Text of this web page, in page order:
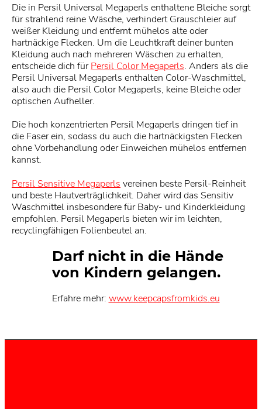
Die in Persil Universal Megaperls enthaltene Bleiche sorgt
für strahlend reine Wäsche, verhindert Grauschleier auf
weißer Kleidung und entfernt mühelos alte oder
hartnäckige Flecken. Um die Leuchtkraft deiner bunten
Kleidung auch nach mehreren Wäschen zu erhalten,
entscheide dich fürPersil Color Megaperls. Anders als die
Persil Universal Megaperls enthalten Color-Waschmittel,
also auch die Persil Color Megaperls, keine Bleiche oder
optischen Aufheller.
Die hoch konzentrierten Persil Megaperls dringen tief in
die Faser ein, sodass du auch die hartnäckigsten Flecken
ohne Vorbehandlung oder Einweichen mühelos entfernen
kannst.
Persil Sensitive Megaperls vereinen beste Persil-Reinheit
und beste Hautverträglichkeit. Daher wird das Sensitiv
Waschmittel insbesondere für Baby- und Kinderkleidung
empfohlen. Persil Megaperls bieten wir im leichten,
recyclingfähigen Folienbeutel an.
Darf nicht in die Hände
von Kindern gelangen.
Erfahre mehr: www.keepcapsfromkids.eu